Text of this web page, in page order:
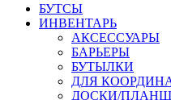
БУТСЫ
ИНВЕНТАРЬ
АКСЕССУАРЫ
БАРЬЕРЫ
БУТЫЛКИ
ДЛЯ
ДОСКИ/